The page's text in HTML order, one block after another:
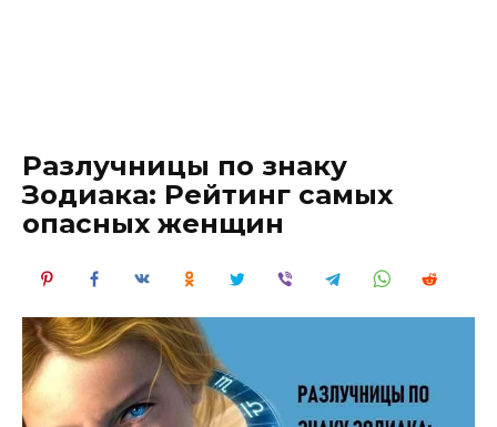
Разлучницы по знаку
Зодиака: Рейтинг самых
опасных женщин